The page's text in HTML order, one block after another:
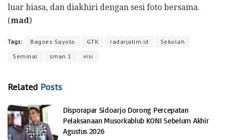
luar biasa, dan diakhiri dengan sesi foto bersama.
(mad)
Tags: Bagoes Sayoto GTK radarjatim.id
Sekolah
Seminar
sman 1 visi
Related Posts
Disporapar Sidoarjo Dorong Percepatan
Pelaksanaan Musorkablub KONI Sebelum Akhir
Agustus 2026